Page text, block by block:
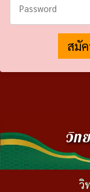
สมั
วิท
วิ